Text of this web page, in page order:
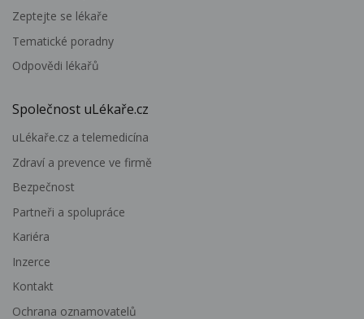
Zeptejte se lékaře
Tematické poradny
Odpovědi lékařů
Společnost uLékaře.cz
uLékaře.cz a telemedicína
Zdraví a prevence ve firmě
Bezpečnost
Partneři a spolupráce
Kariéra
Inzerce
Kontakt
Ochrana oznamovatelů